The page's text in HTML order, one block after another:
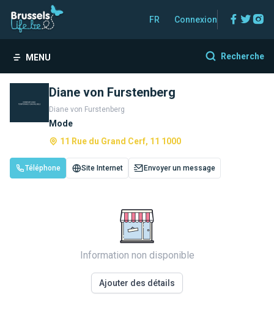
FR Connexion
MENU Recherche
Diane von Furstenberg
Diane von Furstenberg
Mode
11 Rue du Grand Cerf, 11 1000
Téléphone Site Internet Envoyer un message
Information non disponible
Ajouter des détails